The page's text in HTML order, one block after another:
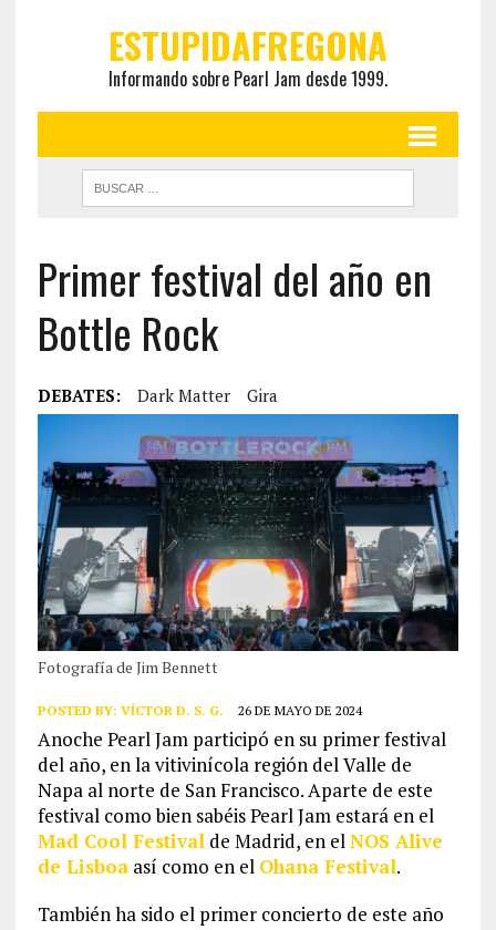
ESTUPIDAFREGONA
Informando sobre Pearl Jam desde 1999.
Primer festival del año en
Bottle Rock
DEBATES: Dark Matter Gira
Fotografía de Jim Bennett
POSTED BY: VÍCTOR D. S. G. 26 DE MAYO DE 2024
Anoche Pearl Jam participó en su primer festival
del año, en la vitivinícola región del Valle de
Napa al norte de San Francisco. Aparte de este
festival como bien sabéis Pearl Jam estará en el
Mad Cool Festivalde Madrid, en elNOS Alive
de Lisboaasí como en el Ohana Festival.
También ha sido el primer concierto de este año